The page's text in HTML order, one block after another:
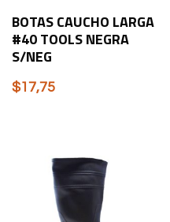
BOTAS CAUCHO LARGA
#40 TOOLS NEGRA
S/NEG
$17,75